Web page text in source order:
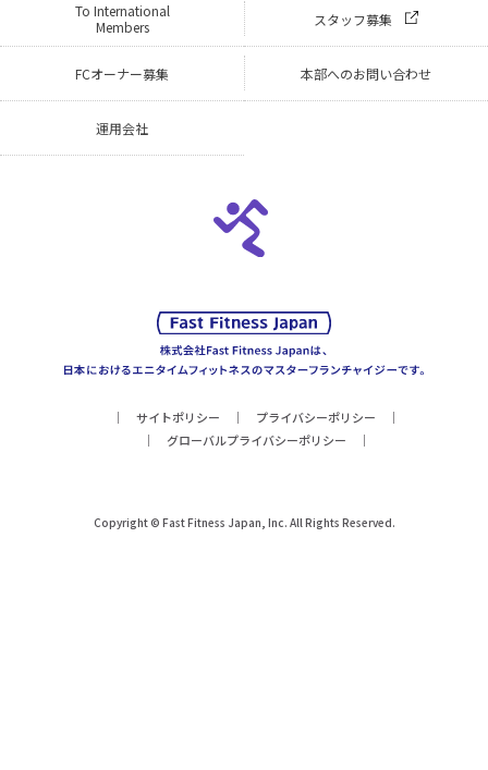
To International
Members
スタッフ募集
FCオーナー募集 本部へのお問い合わせ
運用会社
サイトポリシー
プライバシーポリシー
グローバルプライバシーポリシー
Copyright © Fast Fitness Japan, Inc. All Rights Reserved.